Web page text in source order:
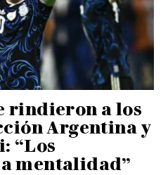
rindieron a los
Argentina y
“Los
mentalidad”